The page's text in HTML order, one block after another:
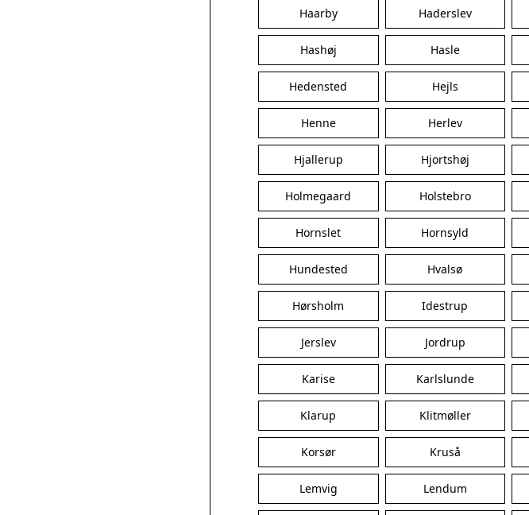
Haarby Haderslev
Hashøj Hasle
Hedensted Hejls
Henne Herlev
Hjallerup Hjortshøj
Holmegaard Holstebro
Hornslet Hornsyld
Hundested Hvalsø
Hørsholm Idestrup
Jerslev Jordrup
Karise Karlslunde
Klarup Klitmøller
Korsør Kruså
Lemvig Lendum